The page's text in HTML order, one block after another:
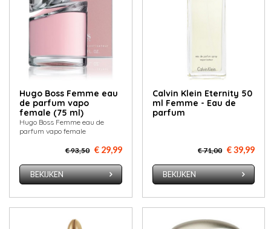
Hugo Boss Femme eau
de parfum vapo
female (75 ml)
Hugo Boss Femme eau de
parfum vapo female
€ 93,50 € 29,99
BEKIJKEN
Calvin Klein Eternity 50
ml Femme - Eau de
parfum
€ 71,00 € 39,99
BEKIJKEN